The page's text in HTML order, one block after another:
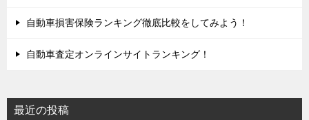
自動車損害保険ランキング徹底比較をしてみよう！
自動車査定オンラインサイトランキング！
最近の投稿